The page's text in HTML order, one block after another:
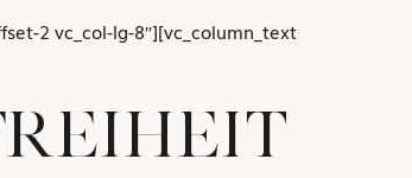
2 vc_col-lg-8″][vc_column_text